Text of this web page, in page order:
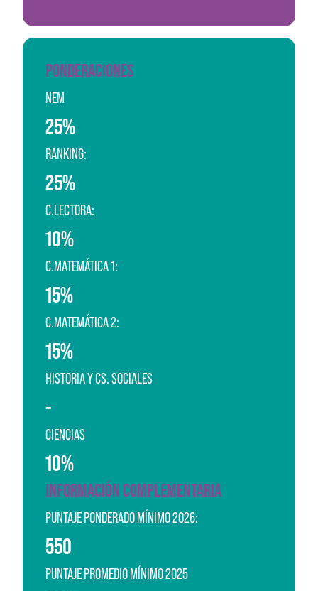
PONDERACIONES
NEM
25%
RANKING:
25%
C.LECTORA:
10%
C.MATEMÁTICA 1:
15%
C.MATEMÁTICA 2:
15%
HISTORIA Y CS. SOCIALES
-
CIENCIAS
10%
INFORMACIÓN COMPLEMENTARIA
PUNTAJE PONDERADO MÍNIMO 2026:
550
PUNTAJE PROMEDIO MÍNIMO 2025